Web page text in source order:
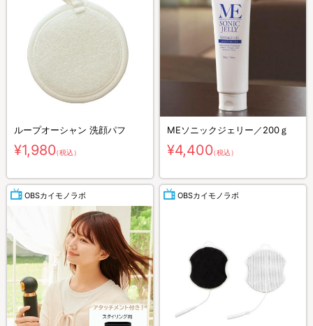
ループオーシャン 洗顔パフ
¥1,980（税込）
MEソニックジェリー／200ｇ
¥4,400（税込）
OBSカイモノラボ OBSカイモノラボ